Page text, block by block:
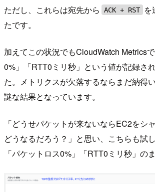
ただし、これらは宛先から
ACK + RST
を
たです。
加えてこの状況でもCloudWatch Metrics
0%」「RTT0ミリ秒」という値が記録さ
た。メトリクスが欠落するならまだ納得
謎な結果となっています。
「どうせパケットが来ないならEC2をシ
どうなるだろう？」と思い、こちらも試
「パケットロス0%」「RTT0ミリ秒」の